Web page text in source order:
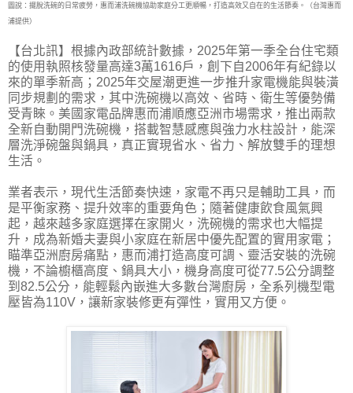
圖說：擺脫洗碗的日常疲勞，惠而浦洗碗機協助家庭分工更順暢，打造高效又自在的生活節奏。（台灣惠而
浦提供）
【台北訊】根據內政部統計數據，2025年第一季全台住宅類
的使用執照核發量高達3萬1616戶， 創下自2006年有紀錄以
來的單季新高；2025年交屋潮更進一步推升家電機能與裝潢
同步規劃的需求，其中洗碗機以高效、省時、衛生等優勢備
受青睞。美國家電品牌惠而浦順應亞洲市場需求，推出兩款
全新自動開門洗碗機，搭載智慧感應與強力水柱設計，能深
層洗淨碗盤與鍋具，真正實現省水、省力、解放雙手的理想
生活。
業者表示，現代生活節奏快速，家電不再只是輔助工具，而
是平衡家務、提升效率的重要角色；隨著健康飲食風氣興
起，越來越多家庭選擇在家開火，洗碗機的需求也大幅提
升，成為新婚夫妻與小家庭在新居中優先配置的實用家電；
瞄準亞洲廚房痛點，惠而浦打造高度可調、靈活安裝的洗碗
機，不論櫥櫃高度、鍋具大小，機身高度可從77.5公分調整
到82.5公分，能輕鬆內嵌進大多數台灣廚房，全系列機型電
壓皆為110V，讓新家裝修更有彈性，實用又方便。